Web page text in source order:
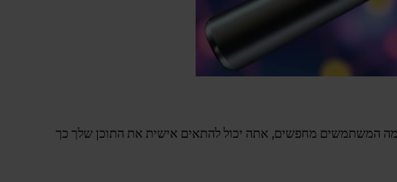
מה המשתמשים מחפשים, אתה יכול להתאים אישית את התוכן שלך כך